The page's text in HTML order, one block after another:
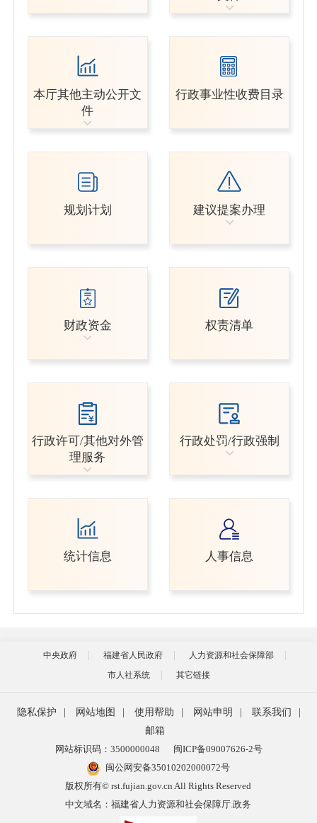
本厅其他主动公开文
件
行政事业性收费目录
规划计划 建议提案办理
财政资金 权责清单
行政许可/其他对外管
理服务
行政处罚/行政强制
统计信息 人事信息
中央政府 福建省人民政府
人力资源和社会保障部
市人社系统
其它链接
隐私保护 网站地图 使用帮助 网站申明 联系我们
邮箱
网站标识码：3500000048
闽ICP备09007626-2号
闽公网安备35010202000072号
版权所有© rst.fujian.gov.cn All Rights Reserved
中文域名：福建省人力资源和社会保障厅.政务